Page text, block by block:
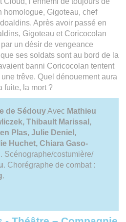
homologue, Gigoteau, chef
Après avoir passé en
Gigoteau et Coricocolan
un désir de vengeance
ses soldats sont au bord de la
banni Coricocolan tentent
trêve. Quel dénouement aura
fuite, la mort ?
de SédouyAvec Mathieu
Thibault Marissal,
Plas, Julie Deniel,
Huchet, Chiara Gaso-
. Scénographe/costumière/
. Chorégraphe de combat :
.